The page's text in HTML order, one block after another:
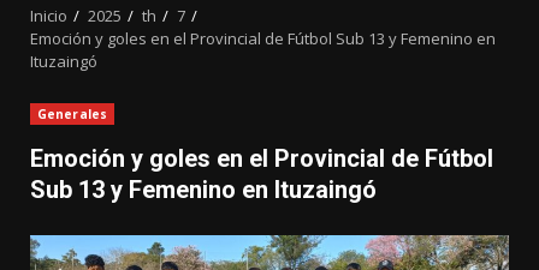
Inicio 2025 th
7
Emoción y goles en el Provincial de Fútbol Sub 13 y Femenino en
Ituzaingó
Generales
Emoción y goles en el Provincial de Fútbol
Sub 13 y Femenino en Ituzaingó